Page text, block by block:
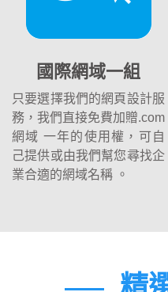
國際網域一組
只要選擇我們的網頁設計服
務，我們直接免費加贈.com
網域 一年的使用權，可自
己提供或由我們幫您尋找企
業合適的網域名稱 。